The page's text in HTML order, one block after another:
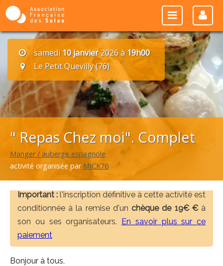
samedi10 janvier2026 à19h00
Le Petit Quevilly (76)
" Repas Chez moi". Complet
Manger / auberge espagnole
activité organisée par MICK76
Important : l'inscription définitive à cette activité est
conditionnée à la remise d'un chèque de 19€ €à
son ou ses organisateurs. En savoir plus sur ce
paiement
Bonjour à tous,